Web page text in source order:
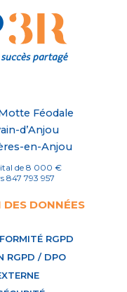
Féodale
d’Anjou
en-Anjou
de 8 000 €
847 793 957
DONNÉES
RGPD
RGPD / DPO